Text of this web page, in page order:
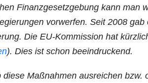
Finanz­ge­setz­ge­bung kann man
vor­wer­fen. Seit 2008
Die EU-Kom­mis­si­on hat
). Dies ist schon beeindruckend.
die­se Maß­nah­men aus­rei­chen